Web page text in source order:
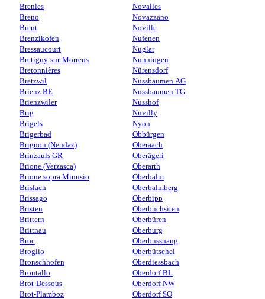
Brenles
Breno
Brent
Brenzikofen
Bressaucourt
Bretigny-sur-Morrens
Bretonnières
Bretzwil
Brienz BE
Brienzwiler
Brig
Brigels
Brigerbad
Brignon (Nendaz)
Brinzauls GR
Brione (Verzasca)
Brione sopra Minusio
Brislach
Brissago
Bristen
Brittern
Brittnau
Broc
Broglio
Bronschhofen
Brontallo
Brot-Dessous
Brot-Plamboz
Novalles
Novazzano
Noville
Nufenen
Nuglar
Nunningen
Nürensdorf
Nussbaumen AG
Nussbaumen TG
Nusshof
Nuvilly
Nyon
Obbürgen
Oberaach
Oberägeri
Oberarth
Oberbalm
Oberbalmberg
Oberbipp
Oberbuchsiten
Oberbüren
Oberburg
Oberbussnang
Oberbütschel
Oberdiessbach
Oberdorf BL
Oberdorf NW
Oberdorf SO